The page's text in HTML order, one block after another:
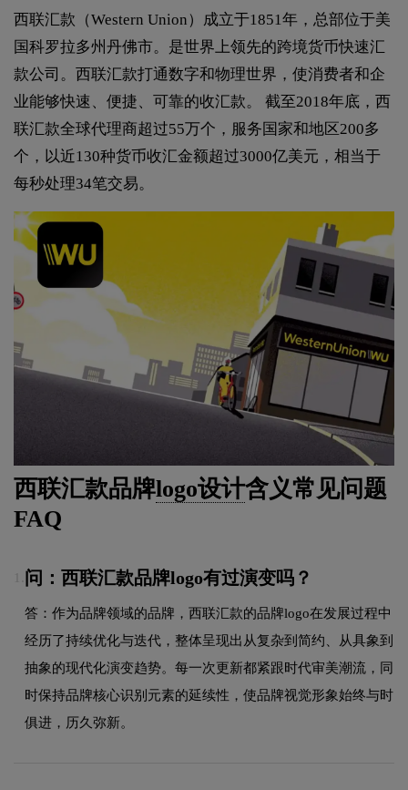
西联汇款（Western Union）成立于1851年，总部位于美
国科罗拉多州丹佛市。是世界上领先的跨境货币快速汇
款公司。西联汇款打通数字和物理世界，使消费者和企
业能够快速、便捷、可靠的收汇款。 截至2018年底，西
联汇款全球代理商超过55万个，服务国家和地区200多
个，以近130种货币收汇金额超过3000亿美元，相当于
每秒处理34笔交易。
西联汇款品牌logo设计含义常见问题
FAQ
问：西联汇款品牌logo有过演变吗？
答：作为品牌领域的品牌，西联汇款的品牌logo在发展过程中
经历了持续优化与迭代，整体呈现出从复杂到简约、从具象到
抽象的现代化演变趋势。每一次更新都紧跟时代审美潮流，同
时保持品牌核心识别元素的延续性，使品牌视觉形象始终与时
俱进，历久弥新。